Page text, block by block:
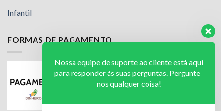
Infantil
FORMAS DE PAGAMENTO
Nossa equipe de suporte ao cliente está aqui
para responder às suas perguntas. Pergunte-
nos qualquer coisa!